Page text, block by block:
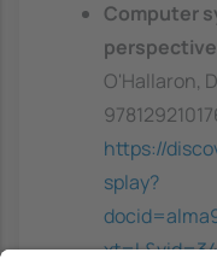
Computer
perspective
O'Hallaron,
https://
splay?